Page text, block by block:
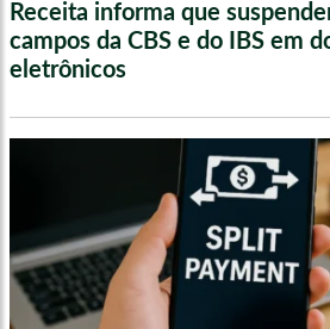
Receita informa que
campos da CBS e do IBS em
eletrônicos